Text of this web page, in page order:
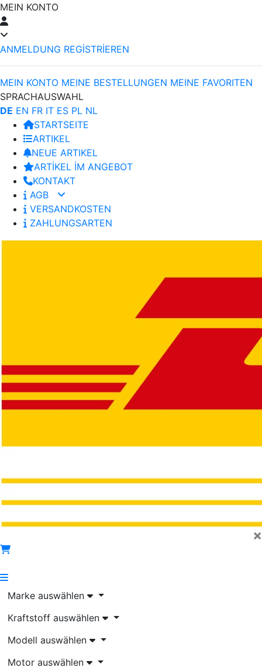
MEIN KONTO
ANMELDUNG REGİSTRİEREN
MEIN KONTO MEINE BESTELLUNGEN MEINE FAVORITEN
SPRACHAUSWAHL
DE EN FR IT ES PL NL
STARTSEITE
ARTIKEL
NEUE ARTIKEL
ARTİKEL İM ANGEBOT
KONTAKT
AGB
VERSANDKOSTEN
ZAHLUNGSARTEN
×
Marke auswählen
Kraftstoff auswählen
Modell auswählen
Motor auswählen